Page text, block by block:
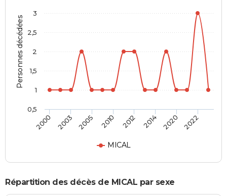
Personnes décédées
MICAL
2000 2003 2005 2010 2012 2014 2020 2022
0,5
1
1,5
2
2,5
3
Répartition des décès de MICAL par sexe